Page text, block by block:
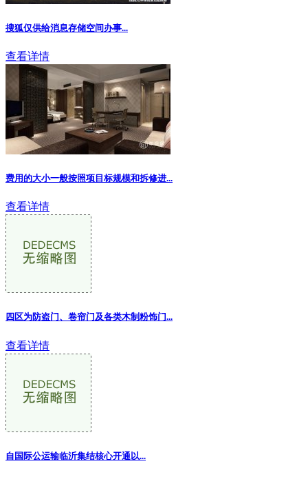
搜狐仅供给消息存储空间办事...
查看详情
费用的大小一般按照项目标规模和拆修进...
查看详情
四区为防盗门、卷帘门及各类木制粉饰门...
查看详情
自国际公运输临沂集结核心开通以...